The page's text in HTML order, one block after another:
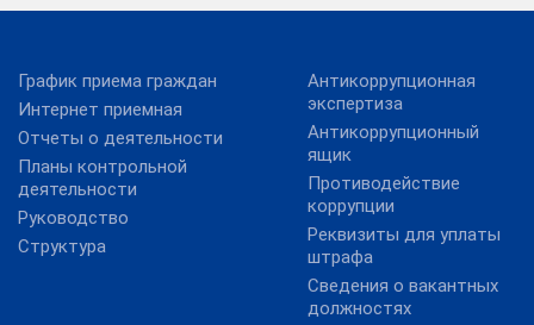
График приема граждан
Интернет приемная
Отчеты о деятельности
Планы контрольной
деятельности
Руководство
Структура
Антикоррупционная
экспертиза
Антикоррупционный
ящик
Противодействие
коррупции
Реквизиты для уплаты
штрафа
Сведения о вакантных
должностях